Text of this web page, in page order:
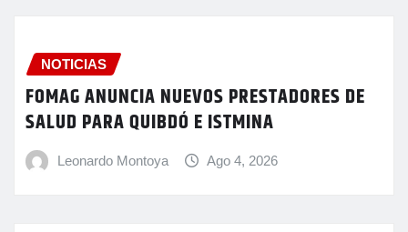
NOTICIAS
FOMAG ANUNCIA NUEVOS PRESTADORES DE
SALUD PARA QUIBDÓ E ISTMINA
Leonardo Montoya Ago 4, 2026